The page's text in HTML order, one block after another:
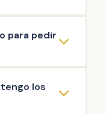
escritura de
entre
las
misma, así
interés
Es el
legítimo
para pedir
Notaría
copia de tu
los